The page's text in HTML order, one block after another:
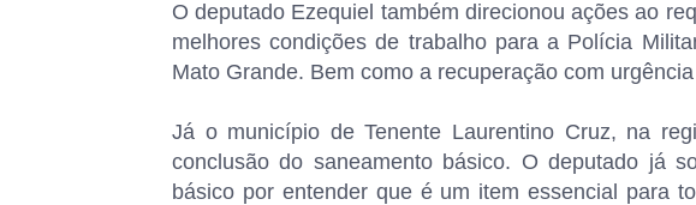
O deputado Ezequiel também direcionou ações ao
melhores condições de trabalho para a Polícia
Mato Grande. Bem como a recuperação com
Já o município de Tenente Laurentino Cruz, na
conclusão do saneamento básico. O deputado já
básico por entender que é um item essencial para